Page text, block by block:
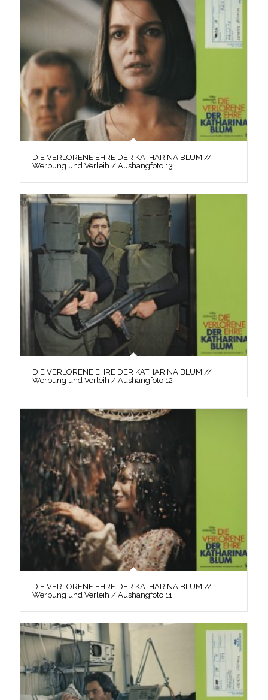
DIE VERLORENE EHRE DER KATHARINA BLUM //
Werbung und Verleih / Aushangfoto 13
DIE VERLORENE EHRE DER KATHARINA BLUM //
Werbung und Verleih / Aushangfoto 12
DIE VERLORENE EHRE DER KATHARINA BLUM //
Werbung und Verleih / Aushangfoto 11